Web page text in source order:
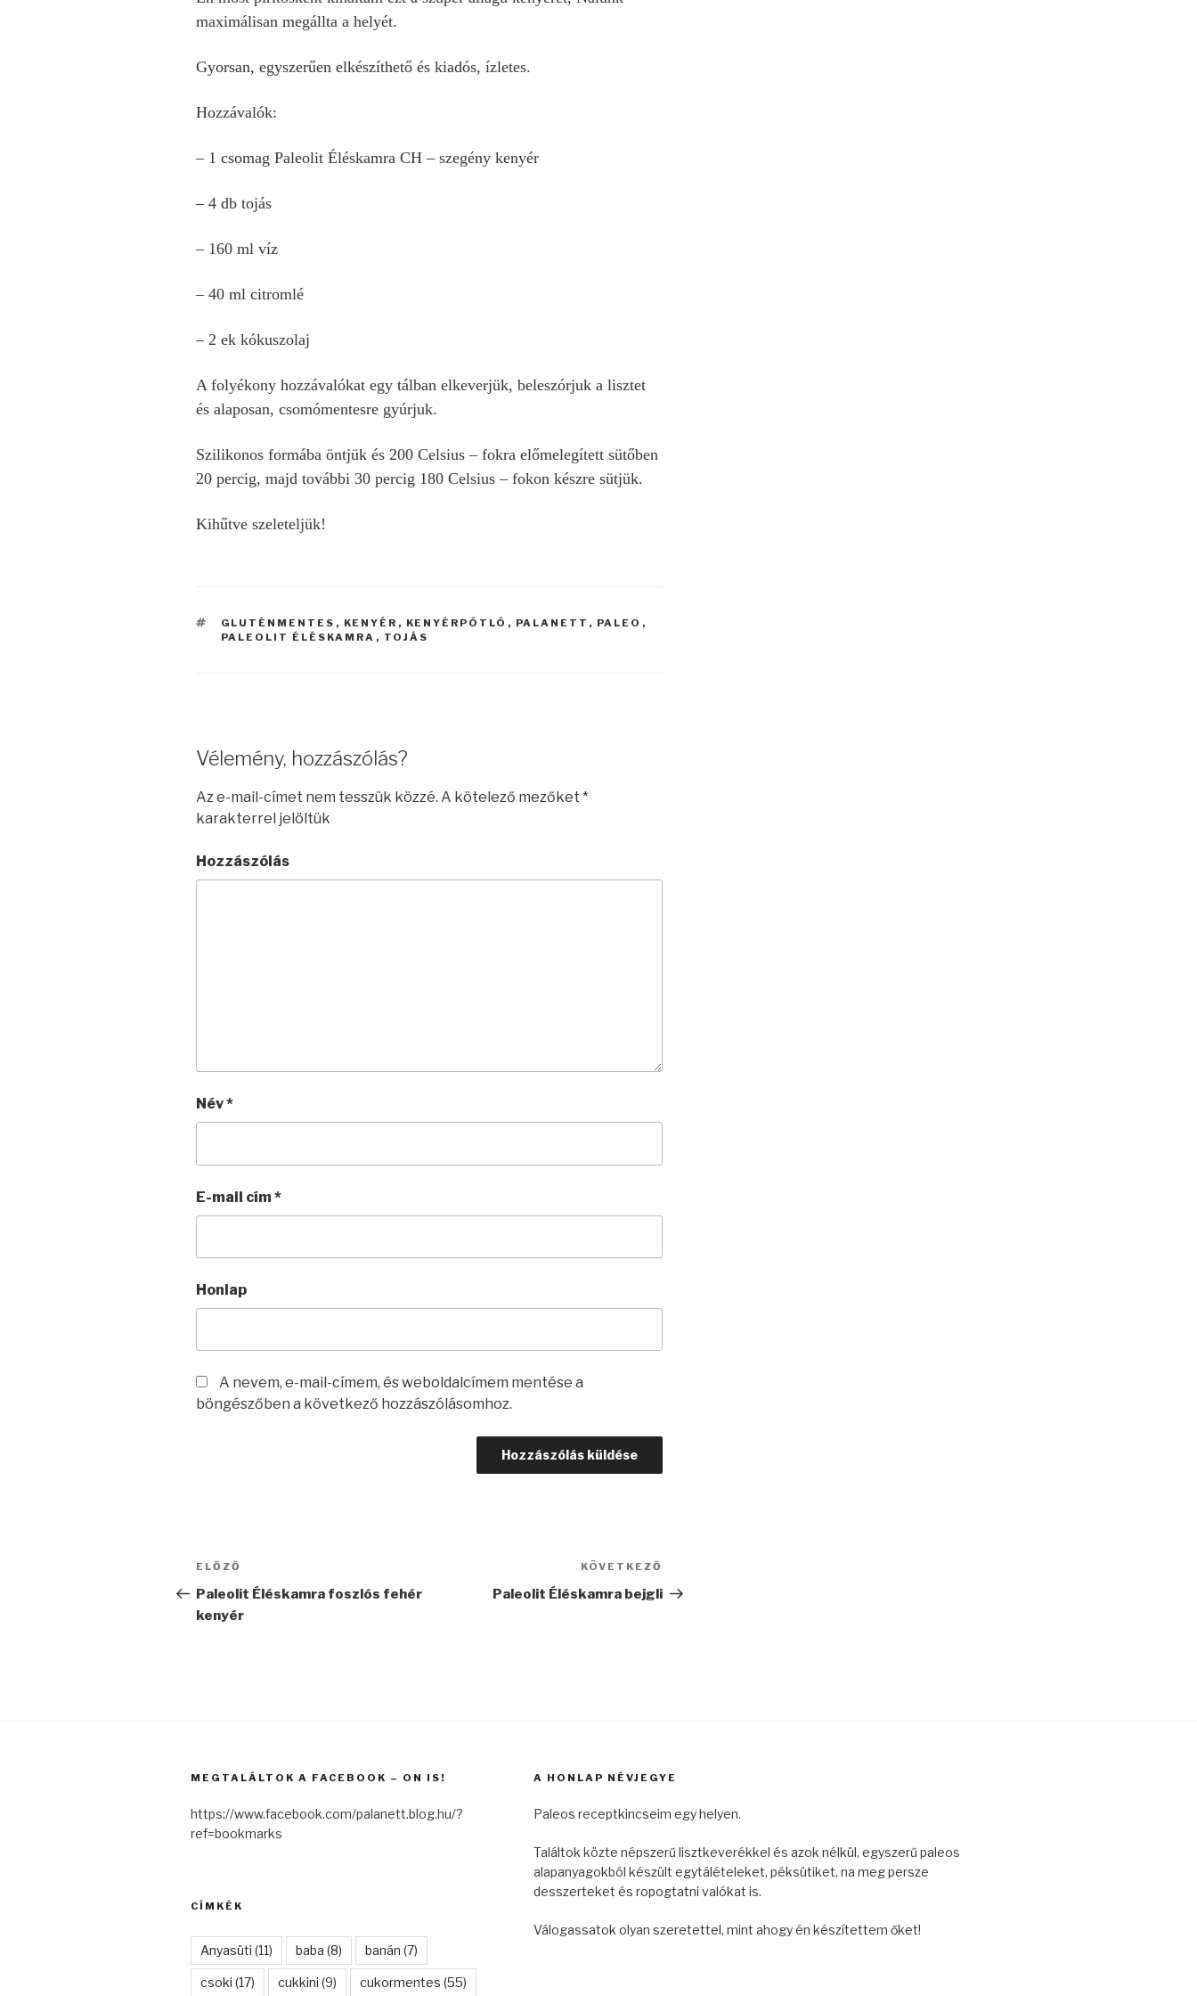
maximálisan megállta a helyét.
Gyorsan, egyszerűen elkészíthető és kiadós, ízletes.
Hozzávalók:
– 1 csomag Paleolit Éléskamra CH – szegény kenyér
– 4 db tojás
– 160 ml víz
– 40 ml citromlé
– 2 ek kókuszolaj
A folyékony hozzávalókat egy tálban elkeverjük, beleszórjuk a lisztet
és alaposan, csomómentesre gyúrjuk.
Szilikonos formába öntjük és 200 Celsius – fokra előmelegített sütőben
20 percig, majd további 30 percig 180 Celsius – fokon készre sütjük.
Kihűtve szeleteljük!
CÍMKÉK
GLUTÉNMENTES , KENYÉR , KENYÉRPÓTLÓ , PALANETT , PALEO ,
PALEOLIT ÉLÉSKAMRA , TOJÁS
Vélemény, hozzászólás?
Az e-mail-címet nem tesszük közzé. A kötelező mezőket *
karakterrel jelöltük
Hozzászólás
Név*
E-mail cím*
Honlap
A nevem, e-mail-címem, és weboldalcímem mentése a
böngészőben a következő hozzászólásomhoz.
Bejegyzés
navigáció
Korábbi
bejegyzés
ELŐZŐ
Paleolit Éléskamra foszlós fehér
kenyér
bejegyzés
KÖVETKEZŐ
Paleolit Éléskamra bejgli
MEGTALÁLTOK A FACEBOOK – ON IS!
https://www.facebook.com/palanett.blog.hu/?
ref=bookmarks
CÍMKÉK
Anyasüti (11) baba (8) banán (7)
csoki (17) cukkini (9) cukormentes (55)
A HONLAP NÉVJEGYE
Paleos receptkincseim egy helyen.
Találtok közte népszerű lisztkeverékkel és azok nélkül, egyszerű paleos
alapanyagokból készült egytálételeket, péksütiket, na meg persze
desszerteket és ropogtatni valókat is.
Válogassatok olyan szeretettel, mint ahogy én készítettem őket!